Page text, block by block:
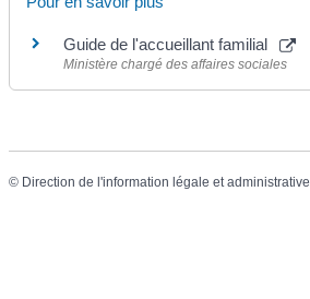
Guide de l'accueillant familial
Ministère chargé des affaires sociales
© Direction de l'information légale et administrative